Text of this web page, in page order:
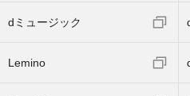
dミュージック
Lemino